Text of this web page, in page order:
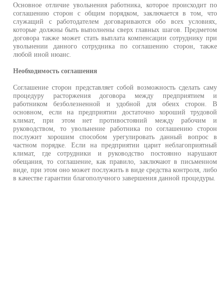
Основное отличие увольнения работника, которое происходит по
соглашению сторон с общим порядком, заключается в том, что
служащий с работодателем договариваются обо всех условиях,
которые должны быть выполнены сверх главных шагов. Предметом
договора также может стать выплата компенсации сотруднику при
увольнении данного сотрудника по соглашению сторон, также
любой иной нюанс.
Необходимость соглашения
Соглашение сторон представляет собой возможность сделать саму
процедуру расторжения договора между предприятием и
работником безболезненной и удобной для обеих сторон. В
основном, если на предприятии достаточно хороший трудовой
климат, при этом нет противостояний между рабочим и
руководством, то увольнение работника по соглашению сторон
послужит хорошим способом урегулировать данный вопрос в
частном порядке. Если на предприятии царит неблагоприятный
климат, где сотрудники и руководство постоянно нарушают
обещания, то соглашение, как правило, заключают в письменном
виде, при этом оно может послужить в виде средства контроля, либо
в качестве гарантии благополучного завершения данной процедуры.